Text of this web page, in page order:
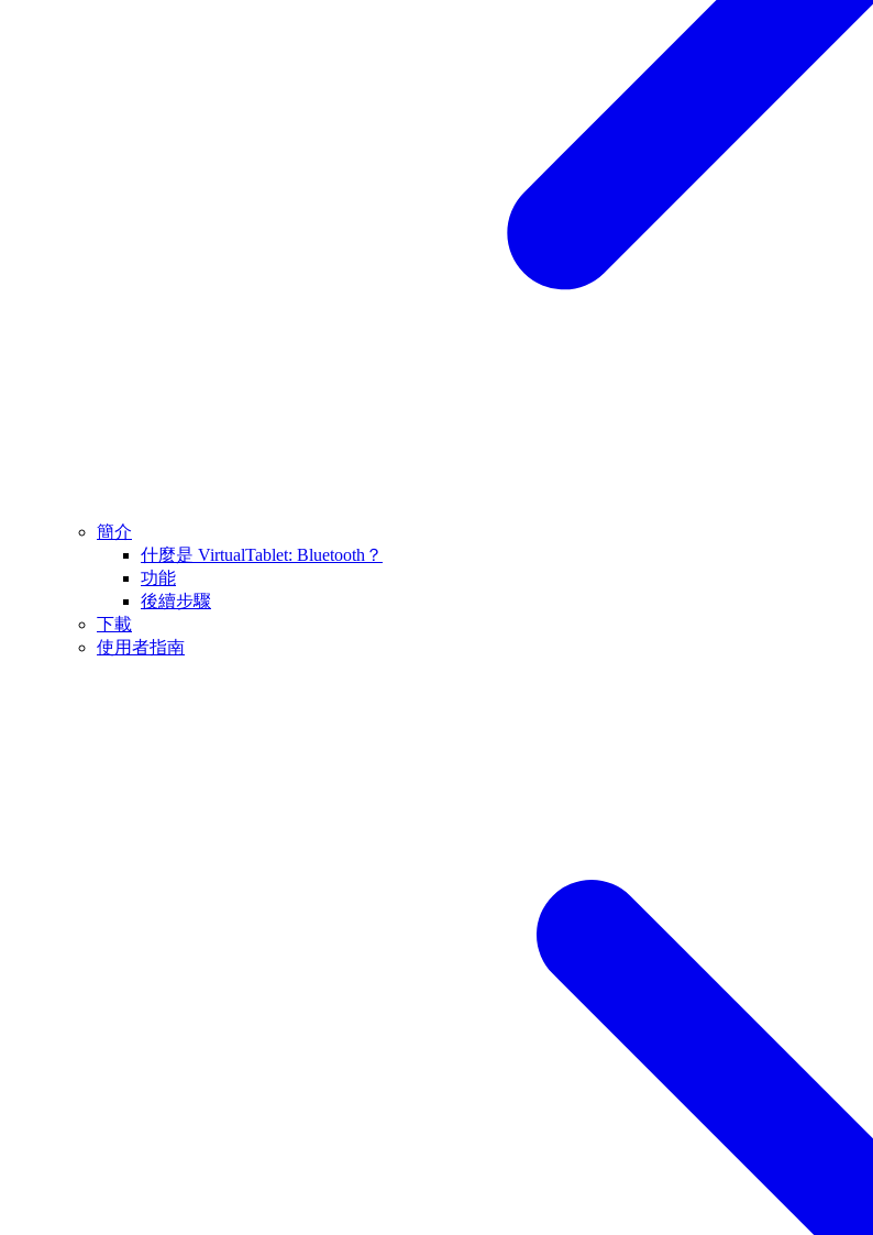
簡介
什麼是 VirtualTablet: Bluetooth？
功能
後續步驟
下載
使用者指南